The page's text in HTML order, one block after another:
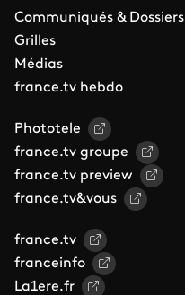
Communiqués & Dossiers
Grilles
Médias
france.tv hebdo
Phototele
france.tv groupe
france.tv preview
france.tv&vous
france.tv
franceinfo
La1ere.fr